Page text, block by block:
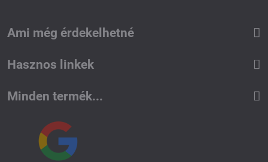
Ami még érdekelhetné
Hasznos linkek
Minden termék...